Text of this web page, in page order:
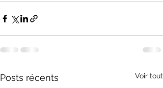
Posts récents Voir tout